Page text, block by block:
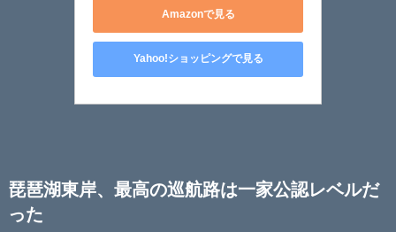
Amazonで見る
Yahoo!ショッピングで見る
琵琶湖東岸、最高の巡航路は一家公認レベルだ
った